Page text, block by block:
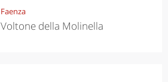
Faenza
Voltone della Molinella